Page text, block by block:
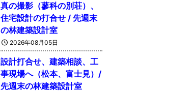
真の撮影（蓼科の別荘）、
住宅設計の打合せ / 先週末
の林建築設計室
2026年08月05日
設計打合せ、建築相談、工
事現場へ（松本、富士見）/
先週末の林建築設計室